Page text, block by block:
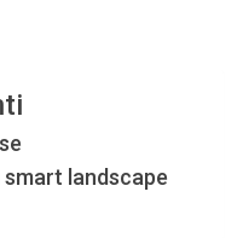
smart landscape